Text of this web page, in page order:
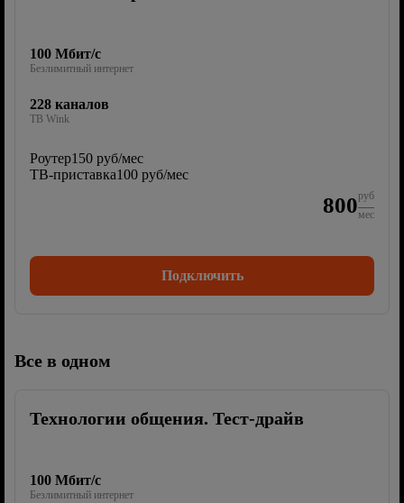
100 Мбит/с
Безлимитный интернет
228 каналов
ТВ Wink
Роутер150 руб/мес
ТВ-приставка100 руб/мес
800руб
мес
Подключить
Все в одном
Технологии общения. Тест-драйв
100 Мбит/с
Безлимитный интернет